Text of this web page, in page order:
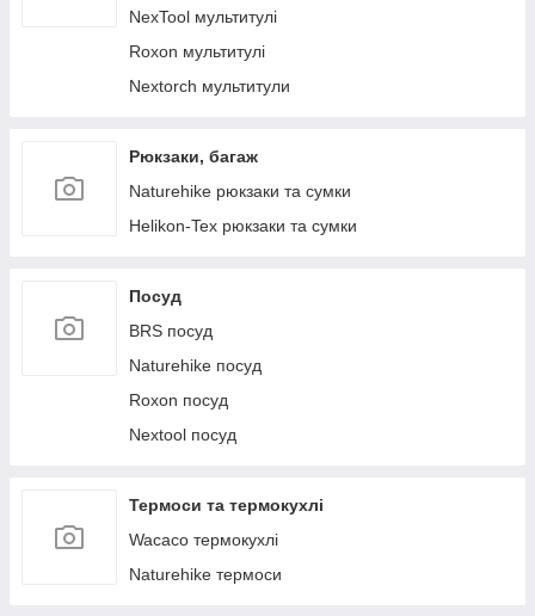
NexTool мультитулі
Roxon мультитулі
Nextorch мультитули
Рюкзаки, багаж
Naturehike рюкзаки та сумки
Helikon-Tex рюкзаки та сумки
Посуд
BRS посуд
Naturehike посуд
Roxon посуд
Nextool посуд
Термоси та термокухлі
Wacaco термокухлі
Naturehike термоси